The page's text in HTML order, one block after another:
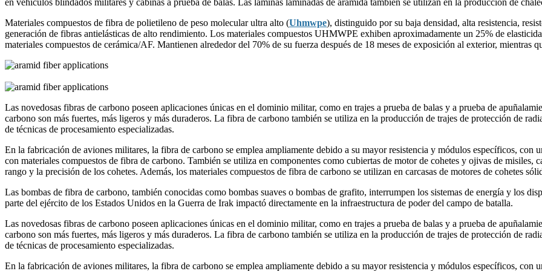
en vehículos blindados militares y cabinas a prueba de balas. Las láminas laminadas de aramida también se utilizan en la producción de
Materiales compuestos de fibra de polietileno de peso molecular ultra alto (Uhmwpe), distinguido por su baja densidad, alta resistencia,
generación de fibras antielásticas de alto rendimiento. Los materiales compuestos UHMWPE exhiben aproximadamente un 25% de
materiales compuestos de cerámica/AF. Mantienen alrededor del 70% de su fuerza después de 18 meses de exposición al exterior, mientras
Las novedosas fibras de carbono poseen aplicaciones únicas en el dominio militar, como en trajes a prueba de balas y a prueba de
carbono son más fuertes, más ligeros y más duraderos. La fibra de carbono también se utiliza en la producción de trajes de protección de
de técnicas de procesamiento especializadas.
En la fabricación de aviones militares, la fibra de carbono se emplea ampliamente debido a su mayor resistencia y módulos específicos, con
con materiales compuestos de fibra de carbono. También se utiliza en componentes como cubiertas de motor de cohetes y ojivas de misiles,
rango y la precisión de los cohetes. Además, los materiales compuestos de fibra de carbono se utilizan en carcasas de motores de cohetes
Las bombas de fibra de carbono, también conocidas como bombas suaves o bombas de grafito, interrumpen los sistemas de energía y los
parte del ejército de los Estados Unidos en la Guerra de Irak impactó directamente en la infraestructura de poder del campo de batalla.
Las novedosas fibras de carbono poseen aplicaciones únicas en el dominio militar, como en trajes a prueba de balas y a prueba de
carbono son más fuertes, más ligeros y más duraderos. La fibra de carbono también se utiliza en la producción de trajes de protección de
de técnicas de procesamiento especializadas.
En la fabricación de aviones militares, la fibra de carbono se emplea ampliamente debido a su mayor resistencia y módulos específicos, con